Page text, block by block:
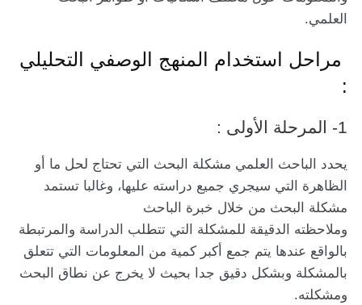
العلمي.
مراحل استخدام المنهج الوصفي التحليلي
:
1- المرحلة الأولى :
يحدد الباحث العلمي مشكلة البحث التي تحتاج لحل ما
أو
الظاهرة التي سيجري جميع دراسته عليها، وغالبا تستمد
مشكلة البحث من خلال خبرة الباحث
وملاحظته الدقيقة للمشكلة التي تتطلب الدراسة والمرتبطة
بالواقع عندها يتم جمع أكبر كمية من المعلومات التي تتعلق
بالمشكلة وبشكل دقيق جدا بحيث لا يخرج عن نطاق البحث
ومشكلته.